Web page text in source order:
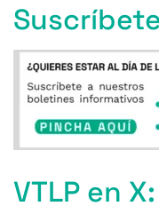
VTLP en X: